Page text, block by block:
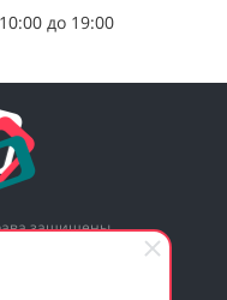
до 19:00
защищены.
сетях!